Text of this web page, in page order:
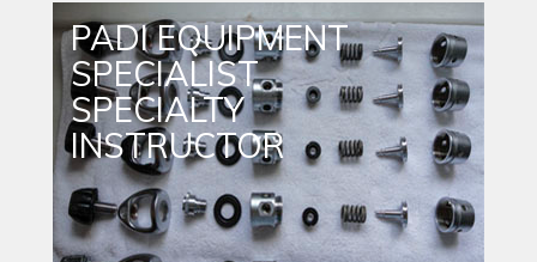
PADI EQUIPMENT
SPECIALIST
SPECIALTY
INSTRUCTOR